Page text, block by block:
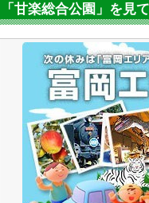
「甘楽総合公園」を見